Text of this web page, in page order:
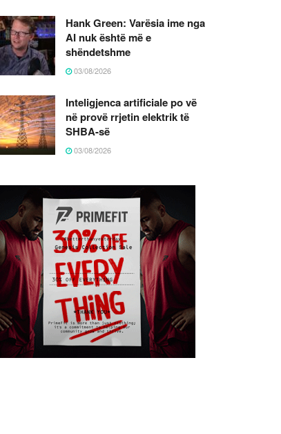
Hank Green: Varësia ime nga
AI nuk është më e
shëndetshme
03/08/2026
Inteligjenca artificiale po vë
në provë rrjetin elektrik të
SHBA-së
03/08/2026